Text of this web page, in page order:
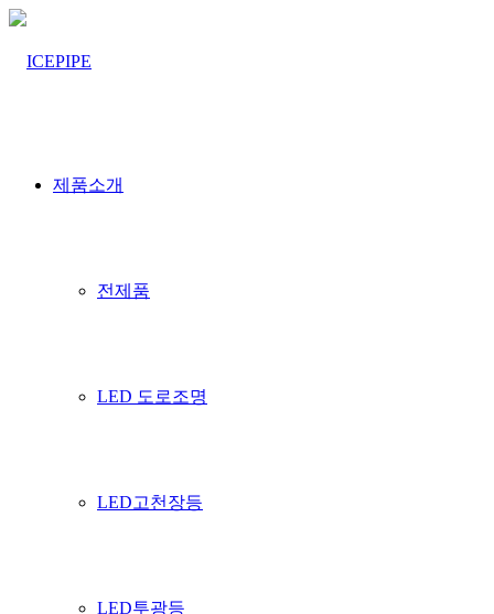
제품소개
전제품
LED 도로조명
LED고천장등
LED투광등